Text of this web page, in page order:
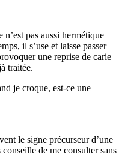
pas aussi hermétique
il s’use et laisse passer
une reprise de carie
traitée.
je croque, est-ce une
le signe précurseur d’une
de me consulter sans